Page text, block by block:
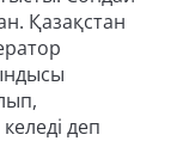
Қазақстан
деп